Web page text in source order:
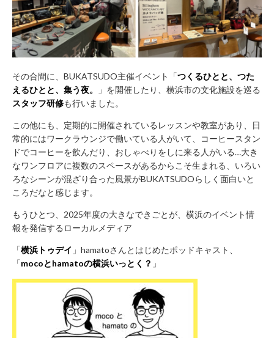
その合間に、BUKATSUDO主催イベント「つくるひとと、つた
えるひとと、集う夜。
」を開催したり、横浜市の文化施設を巡る
スタッフ研修も行いました。
この他にも、定期的に開催されているレッスンや教室があり、日
常的にはワークラウンジで働いている人がいて、コーヒースタン
ドでコーヒーを飲んだり、おしゃべりをしに来る人がいる…大き
なワンフロアに複数のスペースがあるからこそ生まれる、いろい
ろなシーンが混ざり合った風景がBUKATSUDOらしく面白いと
ころだなと感じます。
もうひとつ、2025年度の大きなできごとが、横浜のイベント情
報を発信するローカルメディア
「横浜トゥデイ 」hamatoさんとはじめたポッドキャスト、
「mocoとhamatoの横浜いっとく？ 」
お
問
い
合
せ
フ
ー
ム
お
電
話
で
の
お
問
い